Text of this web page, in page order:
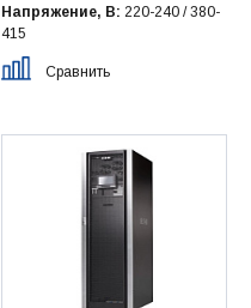
Напряжение, В: 220-240 / 380-
415
Сравнить